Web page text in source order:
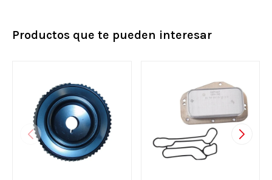
Productos que te pueden interesar